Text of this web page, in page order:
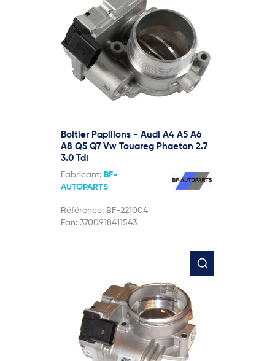
Boitier Papillons - Audi A4 A5 A6
A8 Q5 Q7 Vw Touareg Phaeton 2.7
3.0 Tdi
Fabricant: BF-
AUTOPARTS
Référence: BF-221004
Ean: 3700918411543